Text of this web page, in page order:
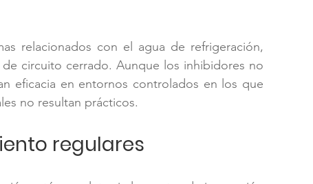
relacionados con el agua de refrigeración,
circuito cerrado. Aunque los inhibidores no
eficacia en entornos controlados en los que
no resultan prácticos.
regulares